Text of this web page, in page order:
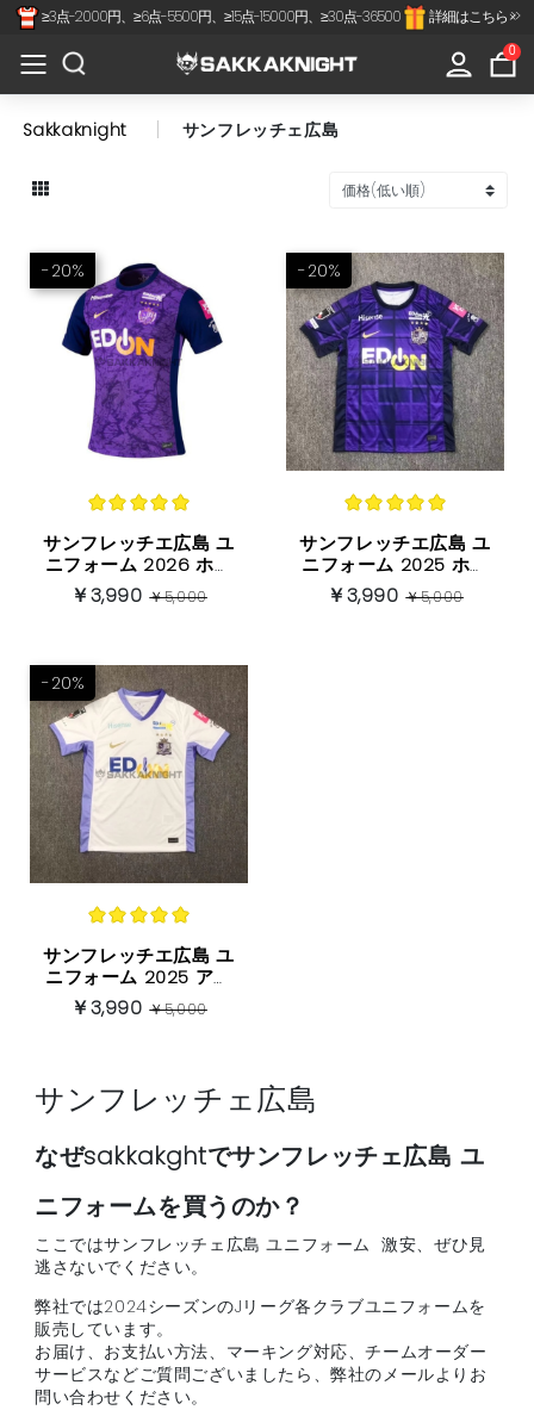
≥3点-2000円、≥6点-5500円、≥15点-15000円、≥30点-36500 詳細はこちら >>
×
0
All
Categories
スペインリーグ
フランスリーグ
プレミアリーグ
セリアA
ブンデスリーガ
ヨーロッパ他
Sakkaknight サンフレッチェ広島
-20%
サンフレッチエ広島 ユ
ニフォーム 2026 ホー
ム 半袖
￥3,990￥5,000
-20%
サンフレッチエ広島 ユ
ニフォーム 2025 ホー
ム 半袖
￥3,990￥5,000
-20%
サンフレッチエ広島 ユ
ニフォーム 2025 アウ
ェイ半袖
￥3,990￥5,000
サンフレッチェ広島
なぜsakkakghtでサンフレッチェ広島 ユ
ニフォームを買うのか？
ここではサンフレッチェ広島 ユニフォーム 激安、ぜひ見
逃さないでください。
弊社では2024シーズンのJリーグ各クラブユニフォームを
販売しています。
お届け、お支払い方法、マーキング対応、チームオーダー
サービスなどご質問ございましたら、弊社のメールよりお
問い合わせください。